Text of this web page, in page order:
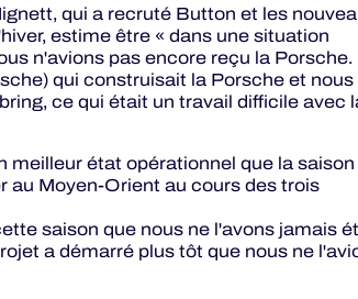
qui a recruté Button et les
estime être « dans une situation
n'avions pas encore reçu la Porsche.
qui construisait la Porsche et nous
ce qui était un travail difficile avec
meilleur état opérationnel que la saison
au Moyen-Orient au cours des trois
saison que nous ne l'avons jamais
a démarré plus tôt que nous ne